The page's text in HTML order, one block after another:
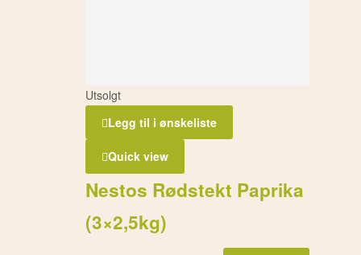
Utsolgt
Legg til i ønskeliste
Quick view
Nestos Rødstekt Paprika
(3×2,5kg)